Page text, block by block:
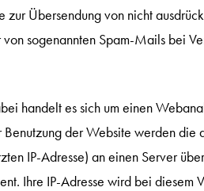
zur Übersendung von nicht
sogenannten Spam-Mails bei
handelt es sich um einen
der Website werden die
IP-Adresse) an einen Server
Ihre IP-Adresse wird bei diesem